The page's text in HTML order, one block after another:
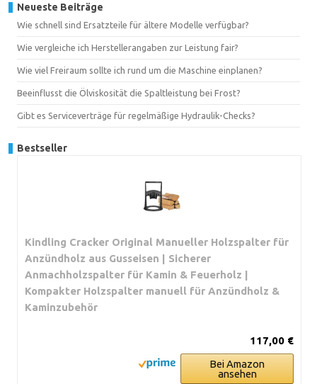
Neueste Beiträge
Wie schnell sind Ersatzteile für ältere Modelle verfügbar?
Wie vergleiche ich Herstellerangaben zur Leistung fair?
Wie viel Freiraum sollte ich rund um die Maschine einplanen?
Beeinflusst die Ölviskosität die Spaltleistung bei Frost?
Gibt es Serviceverträge für regelmäßige Hydraulik-Checks?
Bestseller
Kindling Cracker Original Manueller Holzspalter für
Anzündholz aus Gusseisen | Sicherer
Anmachholzspalter für Kamin & Feuerholz |
Kompakter Holzspalter manuell für Anzündholz &
Kaminzubehör
117,00 €
Bei Amazon
ansehen